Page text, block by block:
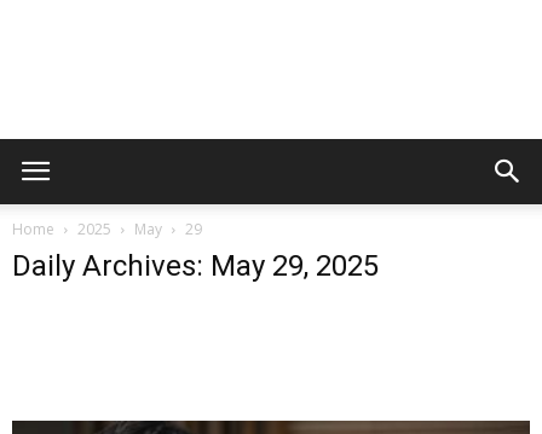
Home 2025 May 29
Daily Archives: May 29, 2025